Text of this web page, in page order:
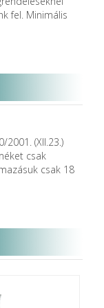
fel. Minimális
(XII.23.)
csak
csak 18